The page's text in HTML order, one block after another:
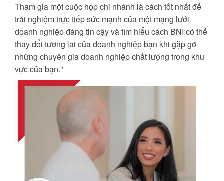
Tham gia một cuộc họp chi nhánh là cách tốt nhất để
trải nghiệm trực tiếp sức mạnh của một mạng lưới
doanh nghiệp đáng tin cậy và tìm hiểu cách BNI có thể
thay đổi tương lai của doanh nghiệp bạn khi gặp gỡ
những chuyên gia doanh nghiệp chất lượng trong khu
vực của bạn."